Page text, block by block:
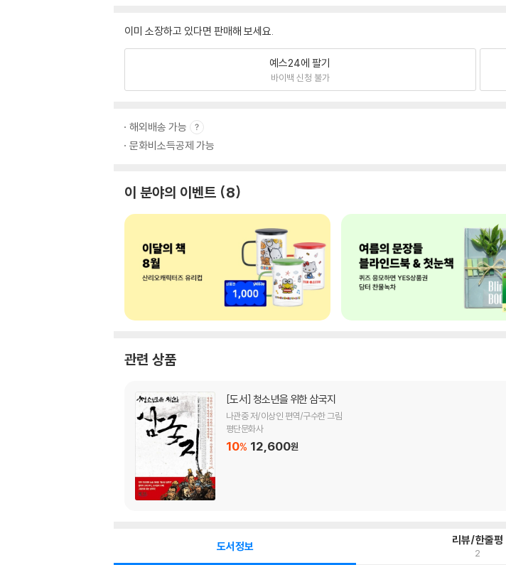
이미 소장하고 있다면 판매해 보세요.
예스24에 팔기
바이백 신청 불가
해외배송 가능
문화비소득공제 가능
이 분야의 이벤트 8
관련 상품
[도서] 청소년을 위한 삼국지
나관중 저/이상인 편역/구수한 그림
평단문화사
10% 12,600원
도서정보 리뷰/한줄평
2